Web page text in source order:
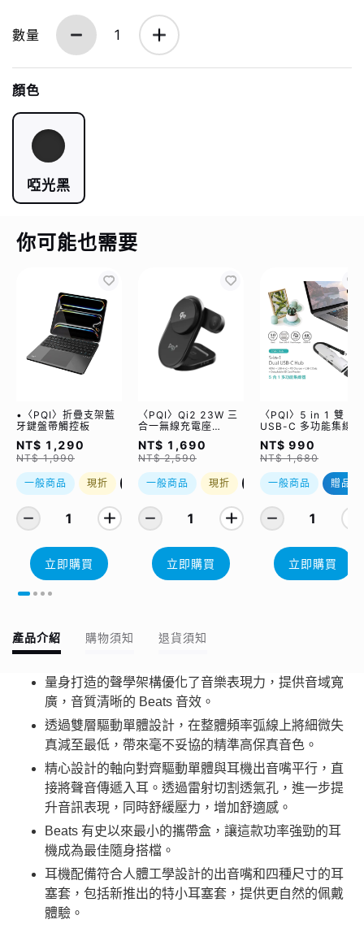
數量 1
顏色
啞光黑
你可能也需要
•〈PQI〉折疊支架藍
牙鍵盤帶觸控板
NT$ 1,290
NT$ 1,990
一般商品 現折 優惠加購
1
立即購買
〈PQI〉Qi2 23W 三
合一無線充電座
(WCC2302)
NT$ 1,690
NT$ 2,590
一般商品 現折 優惠加購
1
立即購買
〈PQI〉5 in 1 雙
USB-C 多功能集線器
（限量加贈｜U988
class 10 Micro SD
記憶卡 64GB，附 SD
轉卡）
NT$ 990
NT$ 1,680
一般商品 贈品
1
立即購買
產品介紹 購物須知 退貨須知
量身打造的聲學架構優化了音樂表現力，提供音域寬
廣，音質清晰的 Beats 音效。
透過雙層驅動單體設計，在整體頻率弧線上將細微失
真減至最低，帶來毫不妥協的精準高保真音色。
精心設計的軸向對齊驅動單體與耳機出音嘴平行，直
接將聲音傳遞入耳。透過雷射切割透氣孔，進一步提
升音訊表現，同時舒緩壓力，增加舒適感。
Beats 有史以來最小的攜帶盒，讓這款功率強勁的耳
機成為最佳隨身搭檔。
耳機配備符合人體工學設計的出音嘴和四種尺寸的耳
塞套，包括新推出的特小耳塞套，提供更自然的佩戴
體驗。